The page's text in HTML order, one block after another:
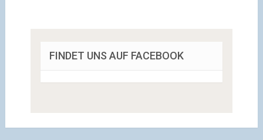
FINDET UNS AUF FACEBOOK